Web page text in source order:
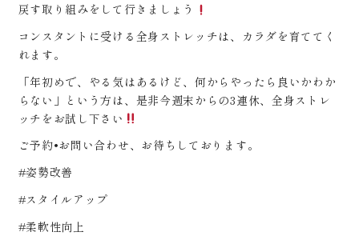
戻す取り組みをして行きましょう
コンスタントに受ける全身ストレッチは、カラダを育ててく
れます。
「年初めで、やる気はあるけど、何からやったら良いかわか
らない」という方は、是非今週末からの3連休、全身ストレ
ッチをお試し下さい
ご予約•お問い合わせ、お待ちしております。
#姿勢改善
#スタイルアップ
#柔軟性向上